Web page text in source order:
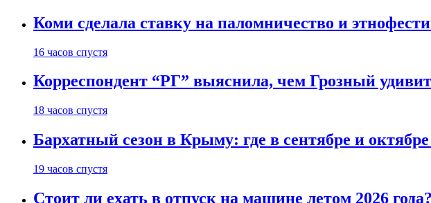
Коми сделала ставку на паломничество и
16 часов спустя
Корреспондент “РГ” выяснила, чем Грозный
18 часов спустя
Бархатный сезон в Крыму: где в сентябре и октябре
19 часов спустя
Стоит ли ехать в отпуск на машине летом 2026 года?